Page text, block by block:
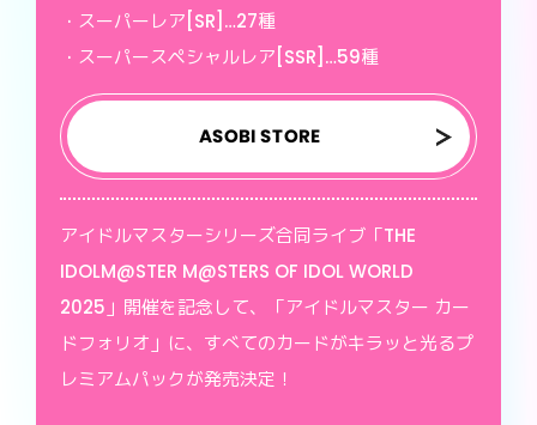
・スーパーレア[SR]…27種
・スーパースペシャルレア[SSR]…59種
ASOBI STORE
アイドルマスターシリーズ合同ライブ「THE
IDOLM@STER M@STERS OF IDOL WORLD
2025」開催を記念して、「アイドルマスター カー
ドフォリオ」に、すべてのカードがキラッと光るプ
レミアムパックが発売決定！